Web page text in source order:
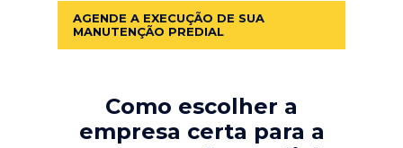
AGENDE A EXECUÇÃO DE SUA
MANUTENÇÃO PREDIAL
Como escolher a
empresa certa para a